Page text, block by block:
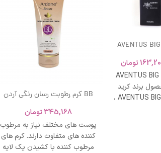
AVENTUS
تومان
AVENTUS
برند کرید
ادکلن AVENTUS BIG MODERN ،
BB کرم رطوبت رسان رنگی آردن
روشن
345,168تومان
پوست های مختلف نیاز به مرطوب
کننده های متفاوت دارند. کرم های
مرطوب کننده با کشیدن یک لایه